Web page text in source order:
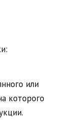
или
которого